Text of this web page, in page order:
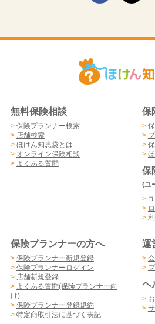
無料保険相談
> 保険プランナー検索
> 店舗検索
> ほけん知恵袋とは
> オンライン保険相談
> よくある質問
保
>
>
>
>
保
(ユ
>
>
>
保険プランナーの方へ
> 保険プランナー新規登録
> 保険プランナーログイン
> 店舗新規登録
> よくある質問(保険プランナー向
け)
> 保険プランナー登録規約
> 特定商取引法に基づく表記
運
>
>
ヘ
>
>